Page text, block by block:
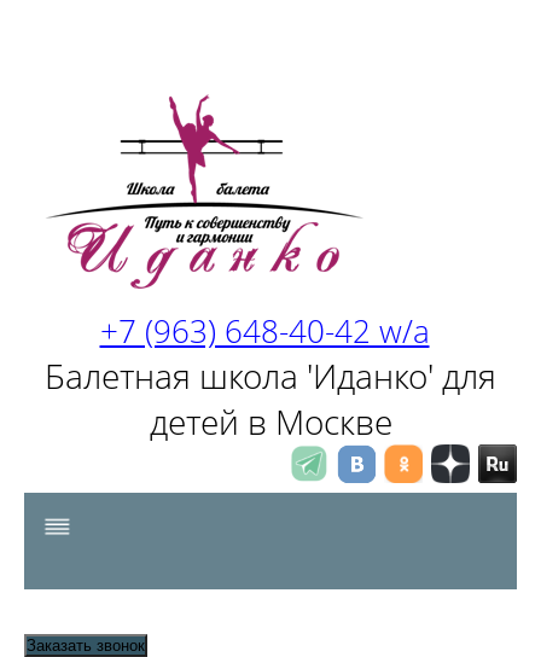
+7 (963) 648-40-42 w/a
Балетная школа 'Иданко' для
детей в Москве
Заказать звонок